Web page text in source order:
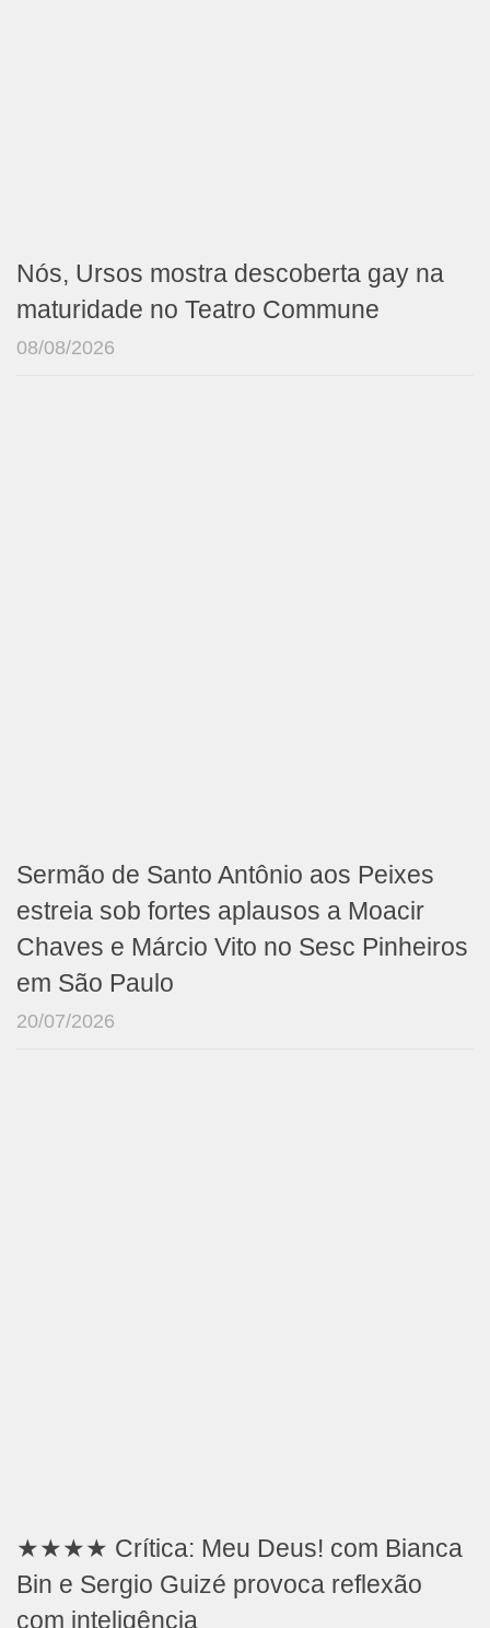
Nós, Ursos mostra descoberta gay na
maturidade no Teatro Commune
08/08/2026
Sermão de Santo Antônio aos Peixes
estreia sob fortes aplausos a Moacir
Chaves e Márcio Vito no Sesc Pinheiros
em São Paulo
20/07/2026
★★★★ Crítica: Meu Deus! com Bianca
Bin e Sergio Guizé provoca reflexão
com inteligência